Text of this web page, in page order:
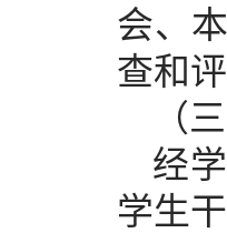
会、
查和
（
经
学生